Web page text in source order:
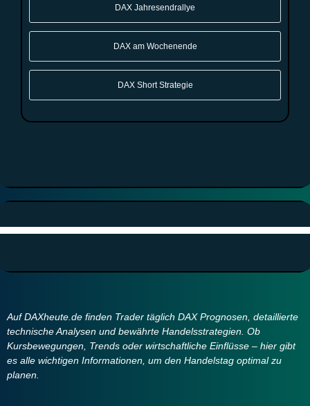
DAX Jahresendrallye
DAX am Wochenende
DAX Short Strategie
Auf DAXheute.de finden Trader täglich DAX Prognosen, detaillierte
technische Analysen und bewährte Handelsstrategien. Ob
Kursbewegungen, Trends oder wirtschaftliche Einflüsse – hier gibt
es alle wichtigen Informationen, um den Handelstag optimal zu
planen.